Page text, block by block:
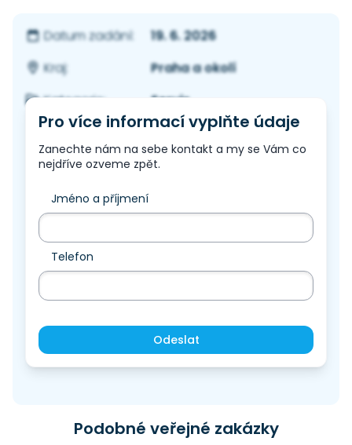
Datum zadání:
19. 6. 2026
Kraj:
Praha a okolí
Kategorie:
Servis
Pro více informací vyplňte údaje
Zanechte nám na sebe kontakt a my se Vám co
nejdříve ozveme zpět.
Jméno a příjmení
Telefon
Odeslat
Podobné veřejné zakázky